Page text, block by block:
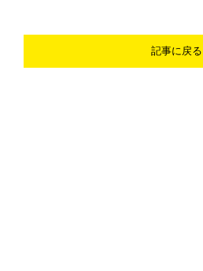
記事に戻る